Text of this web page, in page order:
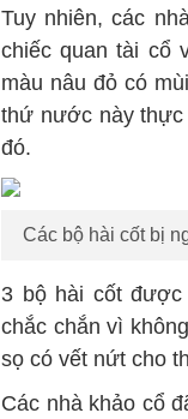
Tuy nhiên, các
chiếc quan tài cổ
màu nâu đỏ có
thứ nước này thực
đó.
Các bộ hài cốt bị
3 bộ hài cốt
chắc chắn vì
sọ có vết nứt cho
Các nhà khảo cổ